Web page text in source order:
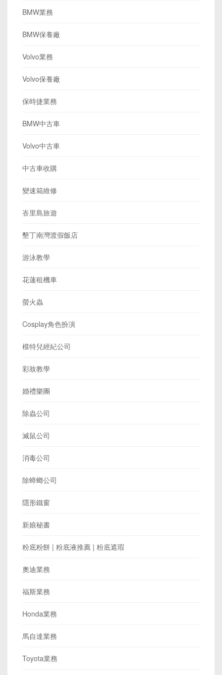
BMW業務
BMW保養廠
Volvo業務
Volvo保養廠
保時捷業務
BMW中古車
Volvo中古車
中古車收購
變速箱維修
峇里島旅遊
墾丁南灣渡假飯店
游泳教學
花蓮租機車
螢火蟲
Cosplay角色扮演
模特兒經紀公司
彩妝教學
婚禮樂團
除蟲公司
滅鼠公司
消毒公司
除蟑螂公司
隱形鐵窗
新娘秘書
粉底粉餅 | 粉底液推薦 | 粉底遮瑕
奧迪業務
福斯業務
Honda業務
馬自達業務
Toyota業務